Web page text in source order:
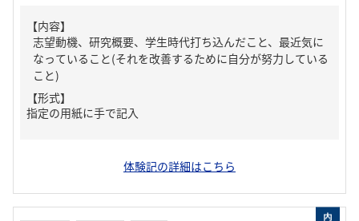
【内容】
志望動機、研究概要、学生時代打ち込んだこと、最近気に
なっていること(それを改善するために自分が努力している
こと)
【形式】
指定の用紙に手で記入
体験記の詳細はこちら